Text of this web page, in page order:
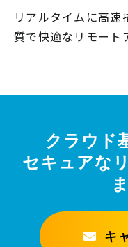
リアルタイムに高
質で快適なリモート
クラウド
セキュアな
キ